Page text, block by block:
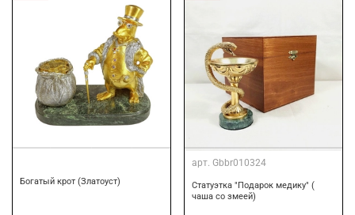
Богатый крот (Златоуст)
арт. Gbbr010324
Статуэтка "Подарок медику" (
чаша со змеей)